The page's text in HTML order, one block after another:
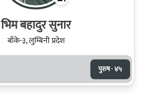
भिम बहादुर सुनार
बाँके-३, लुम्बिनी प्रदेश
पुरुष · ४५